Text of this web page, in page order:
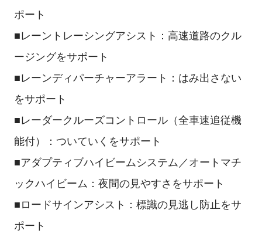
ポート
■レーントレーシングアシスト：高速道路のクル
ージングをサポート
■レーンディパーチャーアラート：はみ出さない
をサポート
■レーダークルーズコントロール（全車速追従機
能付）：ついていくをサポート
■アダプティブハイビームシステム／オートマチ
ックハイビーム：夜間の見やすさをサポート
■ロードサインアシスト：標識の見逃し防止をサ
ポート